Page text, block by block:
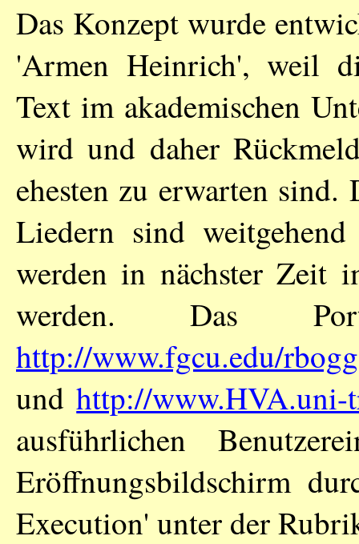
Das Konzept wurde
'Armen Heinrich', weil
Text im akademischen
wird und daher
ehesten zu erwarten
Liedern sind
werden in nächster Zeit
werden. Das
http://www.fgcu.edu/
undhttp://www.HVA.uni-
ausführlichen
Eröffnungsbildschirm
Execution' unter der